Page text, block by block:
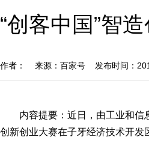
“创客中国”智
作者： 来源：百家号 发布时间：
内容提要：近日，由工业和信
创新创业大赛在子牙经济技术开